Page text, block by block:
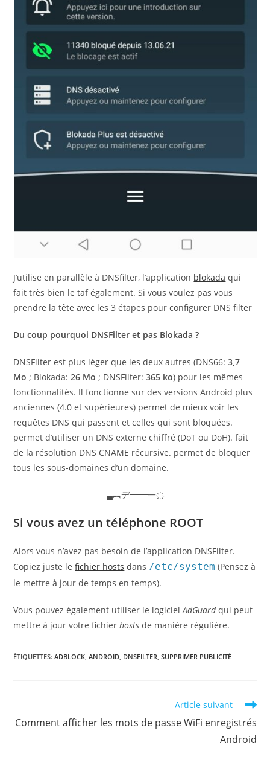
J’utilise en parallèle à DNSfilter, l’application blokada qui
fait très bien le taf également. Si vous voulez pas vous
prendre la tête avec les 3 étapes pour configurer DNS filter
Du coup pourquoi DNSFilter et pas Blokada ?
DNSFilter est plus léger que les deux autres (DNS66:3,7
Mo ; Blokada:26 Mo ; DNSFilter:365 ko) pour les mêmes
fonctionnalités. Il fonctionne sur des versions Android plus
anciennes (4.0 et supérieures) permet de mieux voir les
requêtes DNS qui passent et celles qui sont bloquées.
permet d’utiliser un DNS externe chiffré (DoT ou DoH). fait
de la résolution DNS CNAME récursive. permet de bloquer
tous les sous-domaines d’un domaine.
▄︻デ═══一҉
Si vous avez un téléphone ROOT
Alors vous n’avez pas besoin de l’application DNSFilter.
Copiez juste lefichier hosts dans /etc/system (Pensez à
le mettre à jour de temps en temps).
Vous pouvez également utiliser le logicielAdGuardqui peut
mettre à jour votre fichierhosts de manière régulière.
ÉTIQUETTES:ADBLOCK ANDROID DNSFILTER SUPPRIMER PUBLICITÉ
articles
Article suivant
Comment afficher les mots de passe WiFi enregistrés
Android